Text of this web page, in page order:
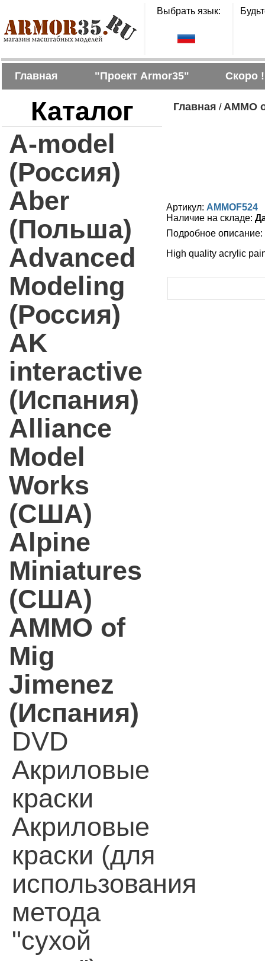
Выбрать язык:
Главная "Проект Armor35" Скоро !
Каталог
A-model
(Россия)
Aber
(Польша)
Advanced
Modeling
(Россия)
AK
interactive
(Испания)
Alliance
Model
Works
(США)
Alpine
Miniatures
(США)
AMMO of
Mig
Jimenez
(Испания)
DVD
Акриловые
краски
Акриловые
краски (для
использования
метода
"сухой
Главная /AMMO
Артикул: AMMOF524
Наличие на складе:
Подробное описание:
High quality acrylic